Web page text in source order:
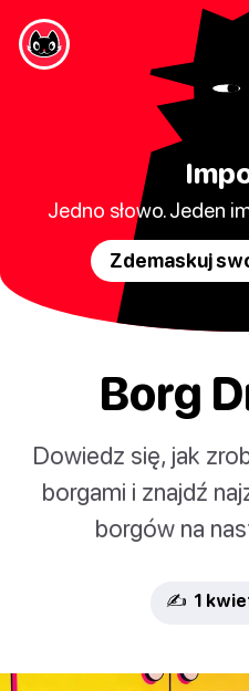
Jedno słowo. Jeden
Zdemaskuj
Borg
Dowiedz się, jak
borgami i znajdź
borgów na
✍️ 1